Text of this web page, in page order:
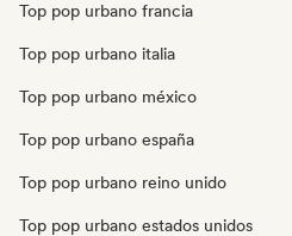
Top pop urbano francia
Top pop urbano italia
Top pop urbano méxico
Top pop urbano españa
Top pop urbano reino unido
Top pop urbano estados unidos